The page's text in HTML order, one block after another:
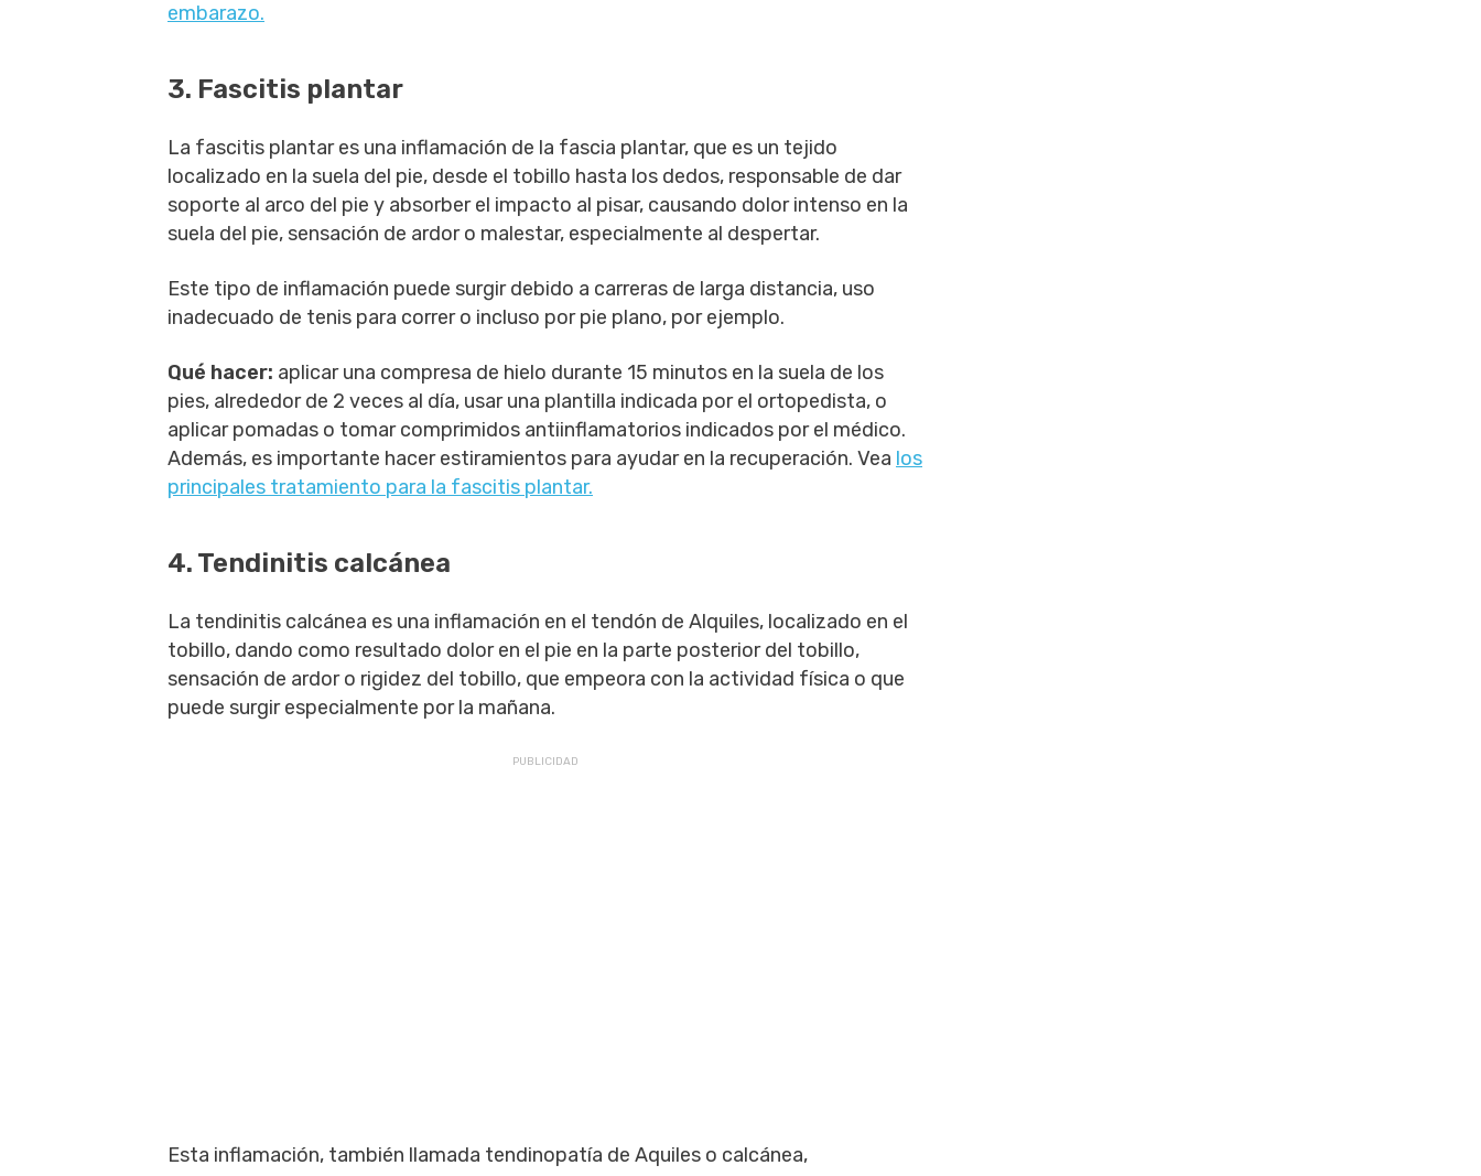
embarazo.
3. Fascitis plantar
La fascitis plantar es una inflamación de la fascia plantar, que es un tejido
localizado en la suela del pie, desde el tobillo hasta los dedos, responsable de dar
soporte al arco del pie y absorber el impacto al pisar, causando dolor intenso en la
suela del pie, sensación de ardor o malestar, especialmente al despertar.
Este tipo de inflamación puede surgir debido a carreras de larga distancia, uso
inadecuado de tenis para correr o incluso por pie plano, por ejemplo.
Qué hacer: aplicar una compresa de hielo durante 15 minutos en la suela de los
pies, alrededor de 2 veces al día, usar una plantilla indicada por el ortopedista, o
aplicar pomadas o tomar comprimidos antiinflamatorios indicados por el médico.
Además, es importante hacer estiramientos para ayudar en la recuperación. Vea los
principales tratamiento para la fascitis plantar.
4. Tendinitis calcánea
La tendinitis calcánea es una inflamación en el tendón de Alquiles, localizado en el
tobillo, dando como resultado dolor en el pie en la parte posterior del tobillo,
sensación de ardor o rigidez del tobillo, que empeora con la actividad física o que
puede surgir especialmente por la mañana.
Esta inflamación, también llamada tendinopatía de Aquiles o calcánea,